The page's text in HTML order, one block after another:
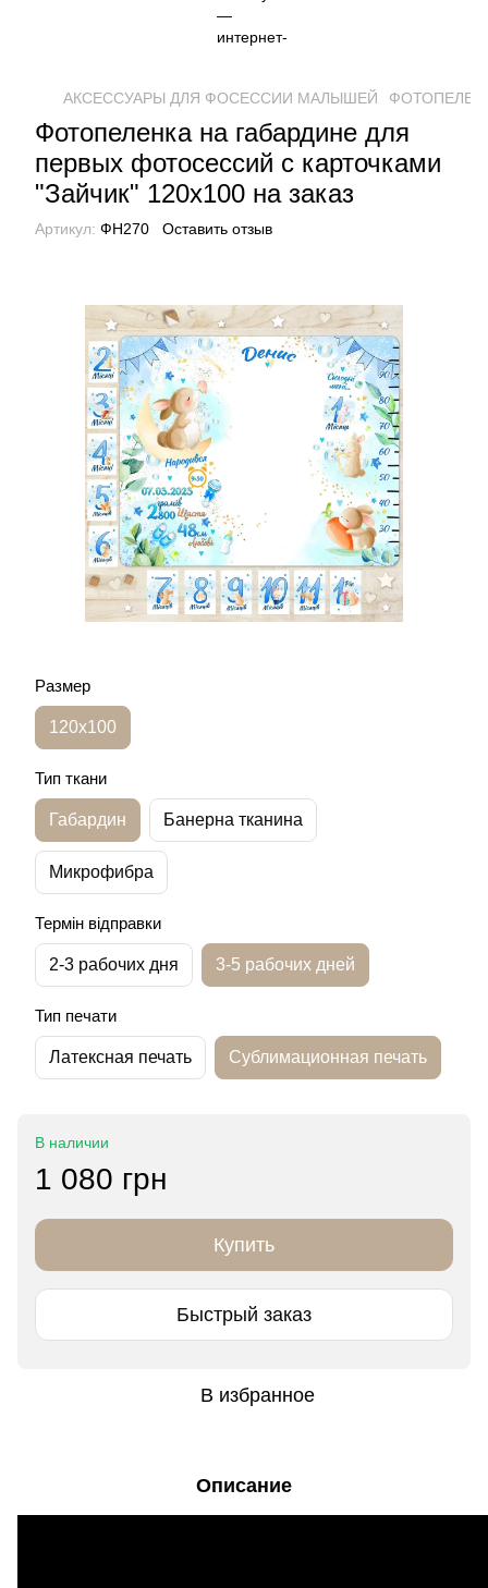
АКСЕССУАРЫ ДЛЯ ФОСЕССИИ МАЛЫШЕЙ
Фотопеленка на габардине для
первых фотосессий с карточками
"Зайчик" 120х100 на заказ
Артикул: ФН270 Оставить отзыв
Размер
120х100
Тип ткани
Габардин Банерна тканина
Микрофибра
Термін відправки
2-3 рабочих дня 3-5 рабочих дней
Тип печати
Латексная печать Сублимационная печать
В наличии
1 080 грн
Купить
Быстрый заказ
В избранное
Описание